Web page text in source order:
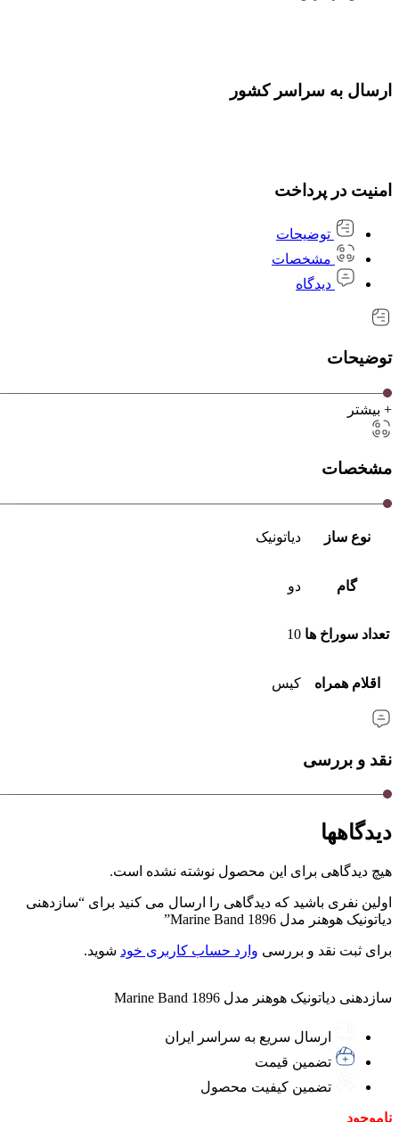
ارسال به سراسر کشور
امنیت در پرداخت
توضیحات
مشخصات
دیدگاه
توضیحات
+ بیشتر
مشخصات
نوع ساز دیاتونیک
گام دو
تعداد سوراخ ها 10
اقلام همراه کیس
نقد و بررسی
دیدگاهها
هیچ دیدگاهی برای این محصول نوشته نشده است.
اولین نفری باشید که دیدگاهی را ارسال می کنید برای “سازدهنی
دیاتونیک هوهنر مدل Marine Band 1896”
برای ثبت نقد و بررسی وارد حساب کاربری خود شوید.
سازدهنی دیاتونیک هوهنر مدل Marine Band 1896
ارسال سریع به سراسر ایران
تضمین قیمت
تضمین کیفیت محصول
ناموجود